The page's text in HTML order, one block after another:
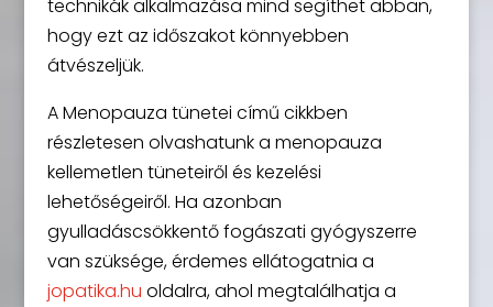
technikák alkalmazása mind segíthet abban,
hogy ezt az időszakot könnyebben
átvészeljük.
A Menopauza tünetei című cikkben
részletesen olvashatunk a menopauza
kellemetlen tüneteiről és kezelési
lehetőségeiről. Ha azonban
gyulladáscsökkentő fogászati gyógyszerre
van szüksége, érdemes ellátogatnia a
jopatika.hu oldalra, ahol megtalálhatja a